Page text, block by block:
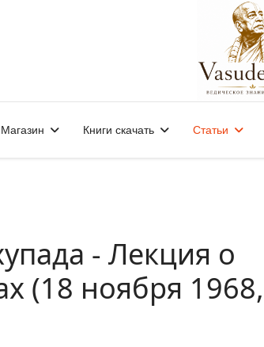
Магазин Книги скачать Статьи
- Лекция о
(18 ноября